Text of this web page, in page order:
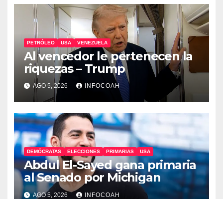
PETRÓLEO USA VENEZUELA
Al vencedor le pertenecen la
riquezas – Trump
AGO 5, 2026 INFOCOAH
DEMÓCRATAS ELECCIONES PRIMARIAS USA
Abdul El-Sayed gana primaria
al Senado por Michigan
AGO 5, 2026 INFOCOAH